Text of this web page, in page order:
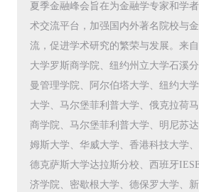
夏季金融峰会旨在为金融学专家和学
术交流平台，加强国内外著名院校与
流，促进学术研究的繁荣与发展。来
大学罗斯商学院、纽约州立大学石溪
曼管理学院、阿尔伯塔大学、纽约大
大学、马尔堡菲利普大学、俄克拉荷
商学院、马尔堡菲利普大学、明尼苏
姆斯大学、华威大学、香港科技大学
德克萨斯大学达拉斯分校、西班牙
济学院、密歇根大学、德保罗大学、